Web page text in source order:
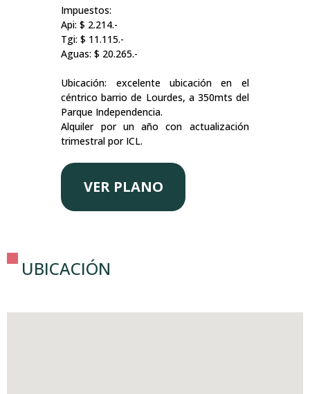
Impuestos:
Api: $ 2.214.-
Tgi: $ 11.115.-
Aguas: $ 20.265.-
Ubicación: excelente ubicación en el
céntrico barrio de Lourdes, a 350mts del
Parque Independencia.
Alquiler por un año con actualización
trimestral por ICL.
VER PLANO
UBICACIÓN